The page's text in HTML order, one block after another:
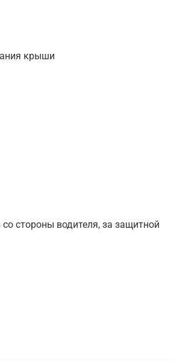
крыши
стороны водителя, за защитной